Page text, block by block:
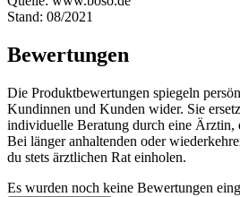
Stand: 08/2021
Bewertungen
Die Produktbewertungen spiegeln
Kundinnen und Kunden wider. Sie
individuelle Beratung durch eine Ärztin,
Bei länger anhaltenden oder
du stets ärztlichen Rat einholen.
Es wurden noch keine Bewertungen